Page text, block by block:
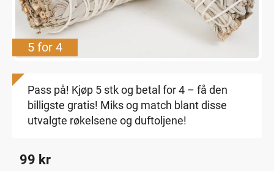
5 for 4
Pass på! Kjøp 5 stk og betal for 4 – få den
billigste gratis! Miks og match blant disse
utvalgte røkelsene og duftoljene!
99 kr